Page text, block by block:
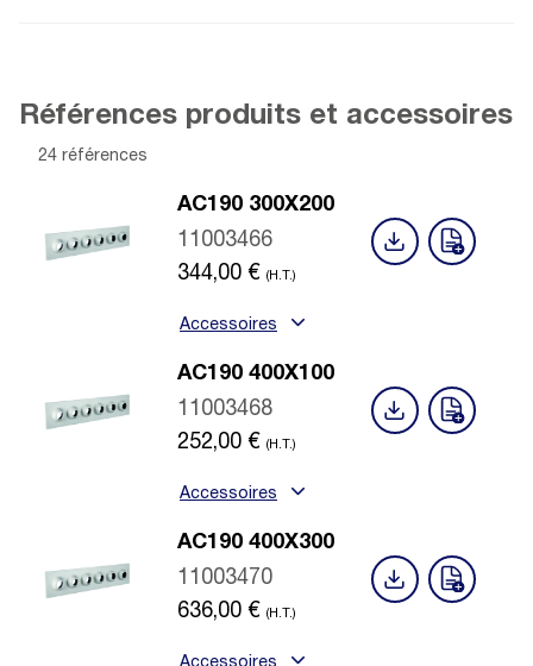
Références produits et accessoires
24 références
AC190 300X200
11003466
344,00 € (H.T.)
Accessoires
AC190 400X100
11003468
252,00 € (H.T.)
Accessoires
AC190 400X300
11003470
636,00 € (H.T.)